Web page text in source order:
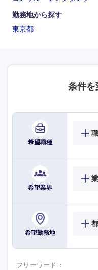
勤務地から探す
東京都
条件を
希望職種
希望業界
希望勤務地
フリーワード